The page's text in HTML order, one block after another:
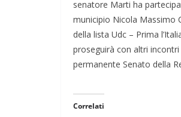
senatore Marti ha
municipio Nicola Massimo
della lista Udc – Prima
proseguirà con altri
permanente Senato della
Correlati